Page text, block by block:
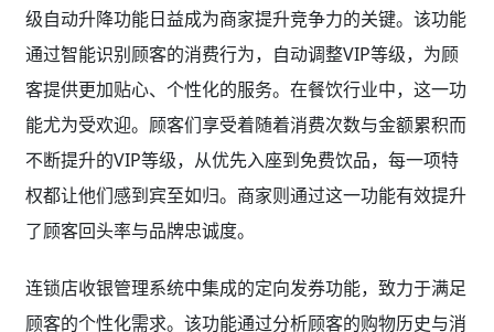
级自动升降功能日益成为商家提升竞争力的关键。该功能
通过智能识别顾客的消费行为，自动调整VIP等级，为顾
客提供更加贴心、个性化的服务。在餐饮行业中，这一功
能尤为受欢迎。顾客们享受着随着消费次数与金额累积而
不断提升的VIP等级，从优先入座到免费饮品，每一项特
权都让他们感到宾至如归。商家则通过这一功能有效提升
了顾客回头率与品牌忠诚度。
连锁店收银管理系统中集成的定向发券功能，致力于满足
顾客的个性化需求。该功能通过分析顾客的购物历史与消